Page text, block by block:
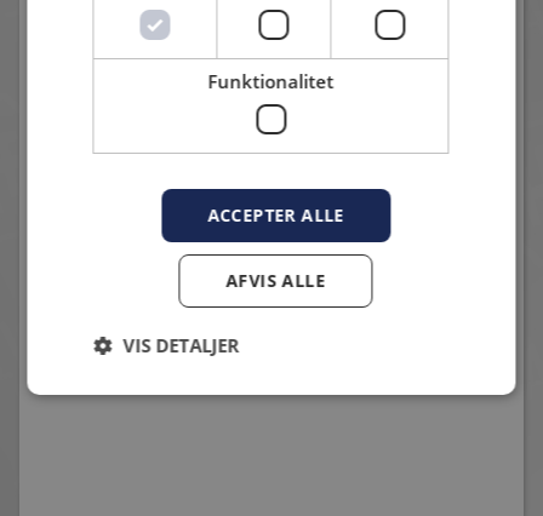
START XI MOD NÆSTVED I BETANO POKALEN
6. august 2026 - Karsten Madsen
Fem nye i start opstillingen
Funktionalitet
ACCEPTER ALLE
AFVIS ALLE
VIS DETALJER